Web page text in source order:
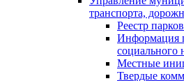
транспорта,
Реестр
Информация
социального
Местные
Твердые